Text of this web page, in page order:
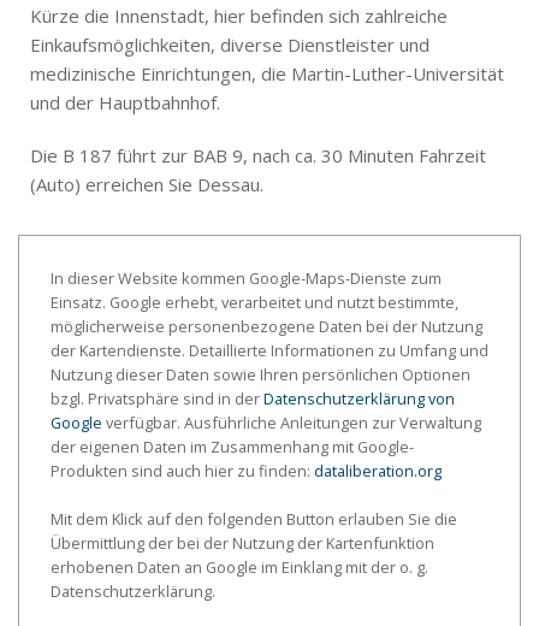
Kürze die Innenstadt, hier befinden sich zahlreiche
Einkaufsmöglichkeiten, diverse Dienstleister und
medizinische Einrichtungen, die Martin-Luther-Universität
und der Hauptbahnhof.
Die B 187 führt zur BAB 9, nach ca. 30 Minuten Fahrzeit
(Auto) erreichen Sie Dessau.
In dieser Website kommen Google-Maps-Dienste zum
Einsatz. Google erhebt, verarbeitet und nutzt bestimmte,
möglicherweise personenbezogene Daten bei der Nutzung
der Kartendienste. Detaillierte Informationen zu Umfang und
Nutzung dieser Daten sowie Ihren persönlichen Optionen
bzgl. Privatsphäre sind in derDatenschutzerklärung von
Google verfügbar. Ausführliche Anleitungen zur Verwaltung
der eigenen Daten im Zusammenhang mit Google-
Produkten sind auch hier zu finden: dataliberation.org
Mit dem Klick auf den folgenden Button erlauben Sie die
Übermittlung der bei der Nutzung der Kartenfunktion
erhobenen Daten an Google im Einklang mit der o. g.
Datenschutzerklärung.